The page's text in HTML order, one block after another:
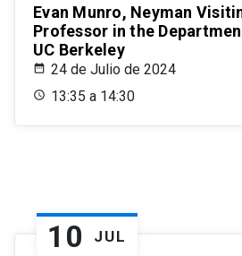
Evan Munro, Neyman
Professor in the
UC Berkeley
24 de Julio de 2024
13:35 a 14:30
10 JUL